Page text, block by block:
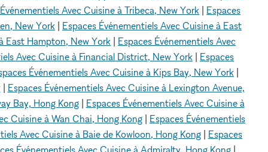
Avec Cuisine à Tribeca, New York | Espaces
New York | Espaces Événementiels Avec Cuisine à East
East Hampton, New York | Espaces Événementiels Avec
Avec Cuisine à Financial District, New York | Espaces
Événementiels Avec Cuisine à Kips Bay, New York |
| Espaces Événementiels Avec Cuisine à Lexington Avenue,
Bay, Hong Kong| Espaces Événementiels Avec Cuisine à
Cuisine à Wan Chai, Hong Kong | Espaces Événementiels
Avec Cuisine à Baie de Kowloon, Hong Kong | Espaces
Événementiels Avec Cuisine à Admiralty, Hong Kong|